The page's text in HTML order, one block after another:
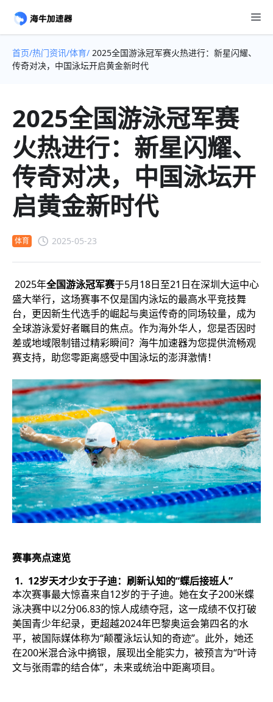
首页/热门资讯/体育/ 2025全国游泳冠军赛火热进行：新星闪耀、
传奇对决，中国泳坛开启黄金新时代
2025全国游泳冠军赛
火热进行：新星闪耀、
传奇对决，中国泳坛开
启黄金新时代
体育 2025-05-23
2025年全国游泳冠军赛于5月18日至21日在深圳大运中心
盛大举行，这场赛事不仅是国内泳坛的最高水平竞技舞
台，更因新生代选手的崛起与奥运传奇的同场较量，成为
全球游泳爱好者瞩目的焦点。作为海外华人，您是否因时
差或地域限制错过精彩瞬间？海牛加速器为您提供流畅观
赛支持，助您零距离感受中国泳坛的澎湃激情！
赛事亮点速览
1. 12岁天才少女于子迪：刷新认知的“蝶后接班人”
本次赛事最大惊喜来自12岁的于子迪。她在女子200米蝶
泳决赛中以2分06.83的惊人成绩夺冠，这一成绩不仅打破
美国青少年纪录，更超越2024年巴黎奥运会第四名的水
平，被国际媒体称为“颠覆泳坛认知的奇迹”。此外，她还
在200米混合泳中摘银，展现出全能实力，被预言为“叶诗
文与张雨霏的结合体”，未来或统治中距离项目。